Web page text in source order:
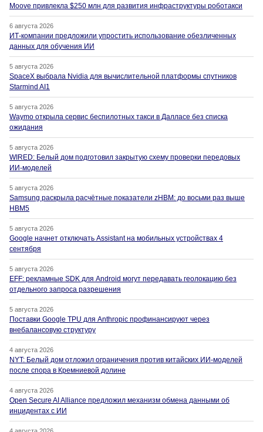
Moove привлекла $250 млн для развития инфраструктуры роботакси
6 августа 2026
ИТ-компании предложили упростить использование обезличенных
данных для обучения ИИ
5 августа 2026
SpaceX выбрала Nvidia для вычислительной платформы спутников
Starmind AI1
5 августа 2026
Waymo открыла сервис беспилотных такси в Далласе без списка
ожидания
5 августа 2026
WIRED: Белый дом подготовил закрытую схему проверки передовых
ИИ-моделей
5 августа 2026
Samsung раскрыла расчётные показатели zHBM: до восьми раз выше
HBM5
5 августа 2026
Google начнет отключать Assistant на мобильных устройствах 4
сентября
5 августа 2026
EFF: рекламные SDK для Android могут передавать геолокацию без
отдельного запроса разрешения
5 августа 2026
Поставки Google TPU для Anthropic профинансируют через
внебалансовую структуру
4 августа 2026
NYT: Белый дом отложил ограничения против китайских ИИ-моделей
после спора в Кремниевой долине
4 августа 2026
Open Secure AI Alliance предложил механизм обмена данными об
инцидентах с ИИ